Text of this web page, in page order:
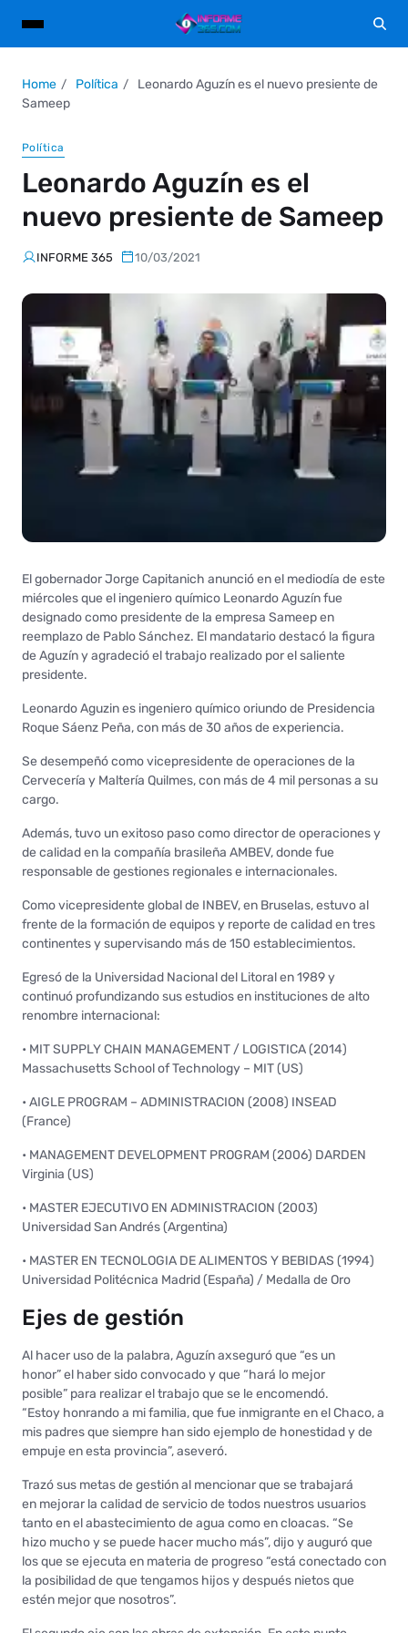
Home Política
Leonardo Aguzín es el nuevo presiente de
Sameep
Política
Leonardo Aguzín es el
nuevo presiente de Sameep
INFORME 365 10/03/2021
El gobernador Jorge Capitanich anunció en el mediodía de este
miércoles que el ingeniero químico Leonardo Aguzín fue
designado como presidente de la empresa Sameep en
reemplazo de Pablo Sánchez. El mandatario destacó la figura
de Aguzín y agradeció el trabajo realizado por el saliente
presidente.
Leonardo Aguzin es ingeniero químico oriundo de Presidencia
Roque Sáenz Peña, con más de 30 años de experiencia.
Se desempeñó como vicepresidente de operaciones de la
Cervecería y Maltería Quilmes, con más de 4 mil personas a su
cargo.
Además, tuvo un exitoso paso como director de operaciones y
de calidad en la compañía brasileña AMBEV, donde fue
responsable de gestiones regionales e internacionales.
Como vicepresidente global de INBEV, en Bruselas, estuvo al
frente de la formación de equipos y reporte de calidad en tres
continentes y supervisando más de 150 establecimientos.
Egresó de la Universidad Nacional del Litoral en 1989 y
continuó profundizando sus estudios en instituciones de alto
renombre internacional:
• MIT SUPPLY CHAIN MANAGEMENT / LOGISTICA (2014)
Massachusetts School of Technology – MIT (US)
• AIGLE PROGRAM – ADMINISTRACION (2008) INSEAD
(France)
• MANAGEMENT DEVELOPMENT PROGRAM (2006) DARDEN
Virginia (US)
• MASTER EJECUTIVO EN ADMINISTRACION (2003)
Universidad San Andrés (Argentina)
• MASTER EN TECNOLOGIA DE ALIMENTOS Y BEBIDAS (1994)
Universidad Politécnica Madrid (España) / Medalla de Oro
Ejes de gestión
Al hacer uso de la palabra, Aguzín axseguró que “es un
honor” el haber sido convocado y que “hará lo mejor
posible” para realizar el trabajo que se le encomendó.
“Estoy honrando a mi familia, que fue inmigrante en el Chaco, a
mis padres que siempre han sido ejemplo de honestidad y de
empuje en esta provincia”, aseveró.
Trazó sus metas de gestión al mencionar que se trabajará
en mejorar la calidad de servicio de todos nuestros usuarios
tanto en el abastecimiento de agua como en cloacas. “Se
hizo mucho y se puede hacer mucho más”, dijo y auguró que
los que se ejecuta en materia de progreso “está conectado con
la posibilidad de que tengamos hijos y después nietos que
estén mejor que nosotros”.